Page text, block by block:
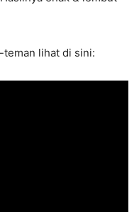
lihat di sini: